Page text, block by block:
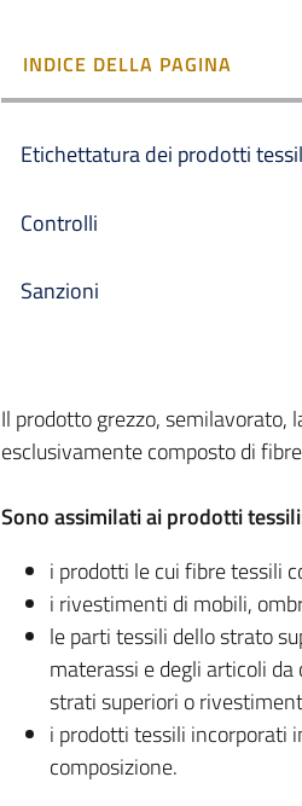
INDICE DELLA PAGINA
Etichettatura dei prodotti
Controlli
Sanzioni
Il prodotto grezzo,
esclusivamente composto di
Sono assimilati ai prodotti
i prodotti le cui fibre tessili
i rivestimenti di mobili,
le parti tessili dello strato
materassi e degli articoli
strati superiori o
i prodotti tessili incorporati
composizione.